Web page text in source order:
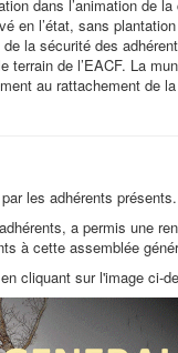
dans l’animation de
en l’état, sans plantation
la sécurité des
de l’EACF. La
au rattachement de
les adhérents présents.
a permis une
à cette assemblée
en cliquant sur l'image ci-